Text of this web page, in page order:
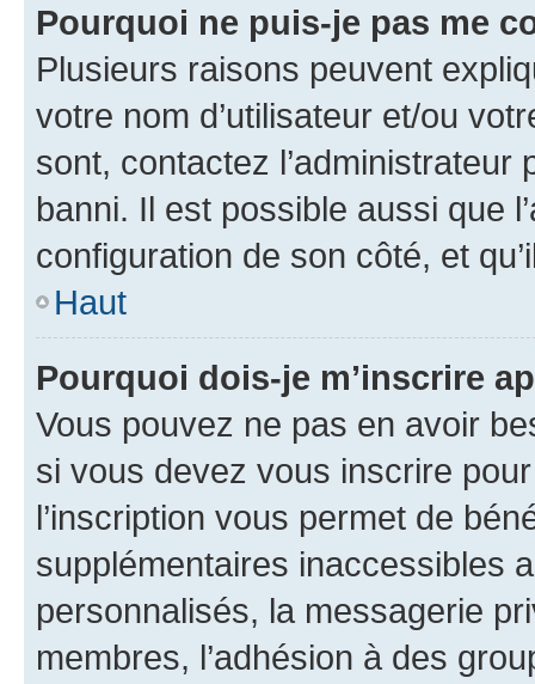
Pourquoi ne puis-je pas me
Plusieurs raisons peuvent
votre nom d’utilisateur et/ou
sont, contactez l’administrateur
banni. Il est possible aussi que
configuration de son côté, et
Haut
Pourquoi dois-je m’inscrire
Vous pouvez ne pas en avoir
si vous devez vous inscrire
l’inscription vous permet de
supplémentaires inaccessibles
personnalisés, la messagerie
membres, l’adhésion à des